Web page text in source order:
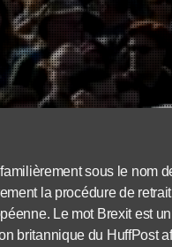
sous le nom
la procédure de
Le mot Brexit est
britannique du HuffPost